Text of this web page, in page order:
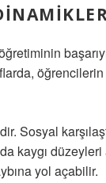
Sosyal
kaygı
yol açabilir.